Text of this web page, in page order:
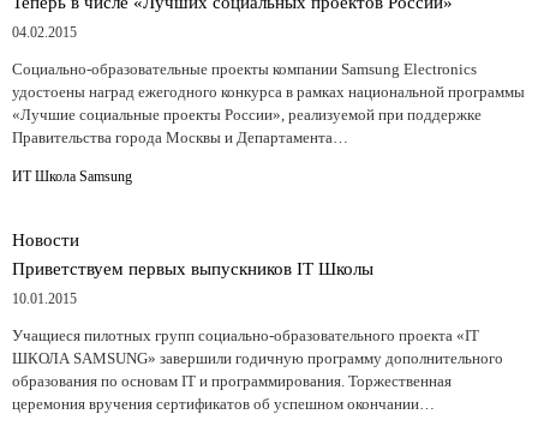
04.02.2015
Социально-образовательные проекты компании Samsung Electronics
удостоены наград ежегодного конкурса в рамках национальной программы
«Лучшие социальные проекты России», реализуемой при поддержке
Правительства города Москвы и Департамента…
ИТ Школа Samsung
Новости
Приветствуем первых выпускников IT Школы
10.01.2015
Учащиеся пилотных групп социально-образовательного проекта «IT
ШКОЛА SAMSUNG» завершили годичную программу дополнительного
образования по основам IT и программирования. Торжественная
церемония вручения сертификатов об успешном окончании…